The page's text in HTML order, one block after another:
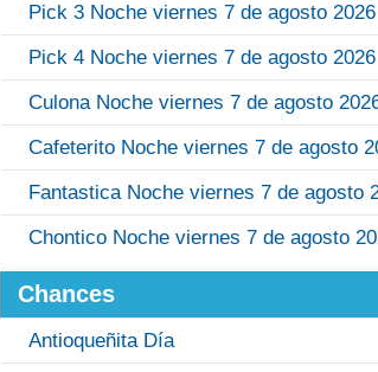
Pick 3 Noche viernes 7 de agosto 2026
Pick 4 Noche viernes 7 de agosto 2026
Culona Noche viernes 7 de agosto
Cafeterito Noche viernes 7 de agosto
Fantastica Noche viernes 7 de agosto
Chontico Noche viernes 7 de agosto
Chances
Antioqueñita Día